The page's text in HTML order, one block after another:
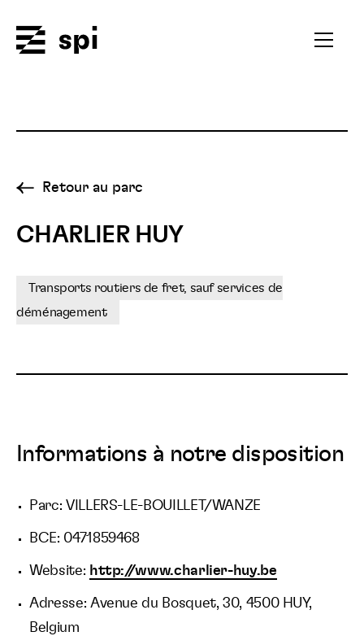
Ouvrir
Retour au parc
CHARLIER HUY
Transports routiers de fret, sauf services de
déménagement
Informations à notre disposition
Parc: VILLERS-LE-BOUILLET/WANZE
BCE: 0471859468
Website: http://www.charlier-huy.be
Adresse: Avenue du Bosquet, 30, 4500 HUY,
Belgium